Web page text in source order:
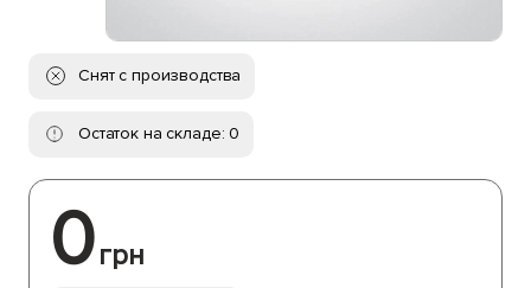
Снят с производства
Остаток на складе: 0
0грн